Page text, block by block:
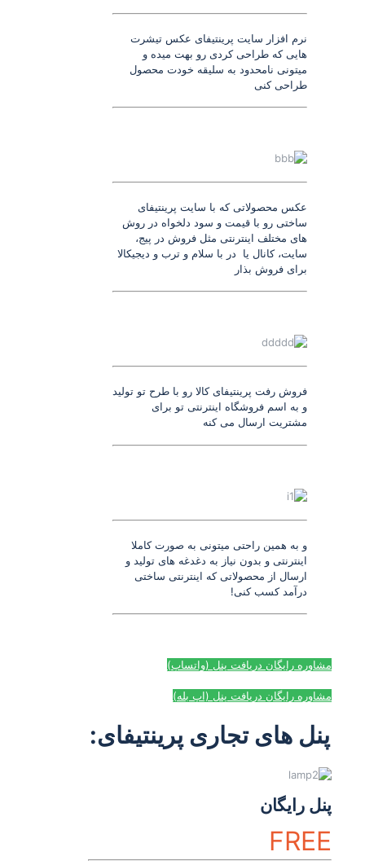
نرم افزار سایت پرینتیفای عکس تیشرت
هایی که طراحی کردی رو بهت میده و
میتونی نامحدود به سلیقه خودت محصول
طراحی کنی
عکس محصولاتی که با سایت پرینتیفای
ساختی رو با قیمت و سود دلخواه در روش
های مختلف اینترنتی مثل فروش در پیج،
سایت، کانال یا در با سلام و ترب و دیجیکالا
برای فروش بذار
فروش رفت پرینتیفای کالا رو با طرح تو تولید
و به اسم فروشگاه اینترنتی تو برای
مشتریت ارسال می کنه
و به همین راحتی میتونی به صورت کاملا
اینترنتی و بدون نیاز به دغدغه های تولید و
ارسال از محصولاتی که اینترنتی ساختی
درآمد کسب کنی!
مشاوره رایگان دریافت پنل (واتساپ)
مشاوره رایگان دریافت پنل (اپ بله)
پنل های تجاری پرینتیفای:
پنل رایگان
FREE